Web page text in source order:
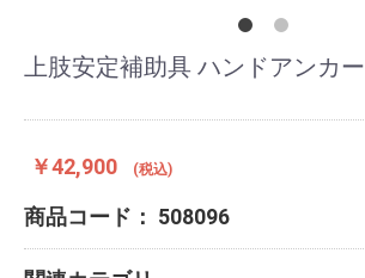
上肢安定補助具 ハンドアンカー
￥42,900 (税込)
商品コード： 508096